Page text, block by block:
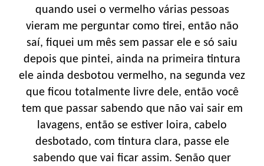
quando usei o vermelho várias pessoas
vieram me perguntar como tirei, então não
saí, fiquei um mês sem passar ele e só saiu
depois que pintei, ainda na primeira tintura
ele ainda desbotou vermelho, na segunda vez
que ficou totalmente livre dele, então você
tem que passar sabendo que não vai sair em
lavagens, então se estiver loira, cabelo
desbotado, com tintura clara, passe ele
sabendo que vai ficar assim. Senão quer